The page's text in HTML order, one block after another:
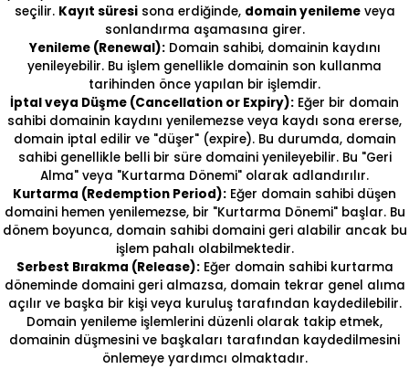
seçilir. Kayıt süresisona erdiğinde, domain yenilemeveya
sonlandırma aşamasına girer.
Yenileme (Renewal):Domain sahibi, domainin kaydını
yenileyebilir. Bu işlem genellikle domainin son kullanma
tarihinden önce yapılan bir işlemdir.
İptal veya Düşme (Cancellation or Expiry): Eğer bir domain
sahibi domainin kaydını yenilemezse veya kaydı sona ererse,
domain iptal edilir ve "düşer" (expire). Bu durumda, domain
sahibi genellikle belli bir süre domaini yenileyebilir. Bu "Geri
Alma" veya "Kurtarma Dönemi" olarak adlandırılır.
Kurtarma (Redemption Period): Eğer domain sahibi düşen
domaini hemen yenilemezse, bir "Kurtarma Dönemi" başlar. Bu
dönem boyunca, domain sahibi domaini geri alabilir ancak bu
işlem pahalı olabilmektedir.
Serbest Bırakma (Release):Eğer domain sahibi kurtarma
döneminde domaini geri almazsa, domain tekrar genel alıma
açılır ve başka bir kişi veya kuruluş tarafından kaydedilebilir.
Domain yenileme işlemlerini düzenli olarak takip etmek,
domainin düşmesini ve başkaları tarafından kaydedilmesini
önlemeye yardımcı olmaktadır.